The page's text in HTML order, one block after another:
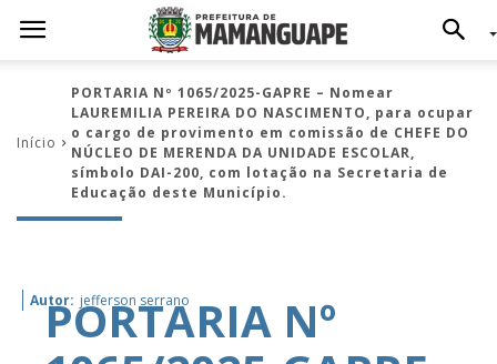
Início
PORTARIA Nº 1065/2025-GAPRE – Nomear
LAUREMILIA PEREIRA DO NASCIMENTO, para ocupar
o cargo de provimento em comissão de CHEFE DO
NÚCLEO DE MERENDA DA UNIDADE ESCOLAR,
símbolo DAI-200, com lotação na Secretaria de
Educação deste Município.
Autor: jefferson serrano
PORTARIA Nº